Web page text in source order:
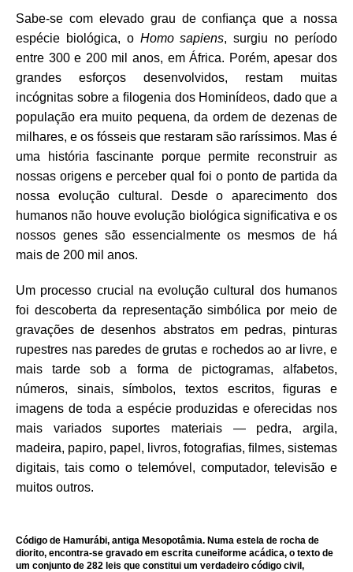
Sabe-se com elevado grau de conﬁança que a nossa
espécie biológica, o Homo sapiens, surgiu no período
entre 300 e 200 mil anos, em África. Porém, apesar dos
grandes esforços desenvolvidos, restam muitas
incógnitas sobre a ﬁlogenia dos Hominídeos, dado que a
população era muito pequena, da ordem de dezenas de
milhares, e os fósseis que restaram são raríssimos. Mas é
uma história fascinante porque permite reconstruir as
nossas origens e perceber qual foi o ponto de partida da
nossa evolução cultural. Desde o aparecimento dos
humanos não houve evolução biológica signiﬁcativa e os
nossos genes são essencialmente os mesmos de há
mais de 200 mil anos.
Um processo crucial na evolução cultural dos humanos
foi descoberta da representação simbólica por meio de
gravações de desenhos abstratos em pedras, pinturas
rupestres nas paredes de grutas e rochedos ao ar livre, e
mais tarde sob a forma de pictogramas, alfabetos,
números, sinais, símbolos, textos escritos, ﬁguras e
imagens de toda a espécie produzidas e oferecidas nos
mais variados suportes materiais — pedra, argila,
madeira, papiro, papel, livros, fotograﬁas, ﬁlmes, sistemas
digitais, tais como o telemóvel, computador, televisão e
muitos outros.
Código de Hamurábi, antiga Mesopotâmia. Numa estela de rocha de
diorito, encontra-se gravado em escrita cuneiforme acádica, o texto de
um conjunto de 282 leis que constitui um verdadeiro código civil,